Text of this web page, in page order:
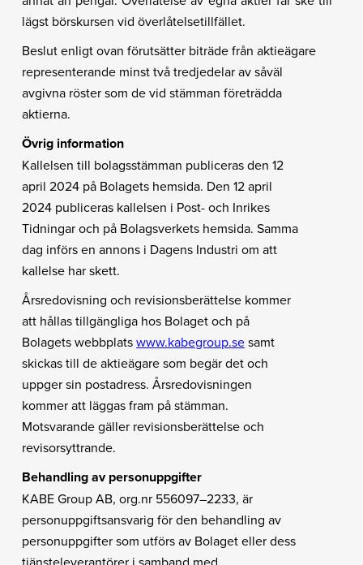
lägst börskursen vid överlåtelsetillfället.
Beslut enligt ovan förutsätter biträde från aktieägare
representerande minst två tredjedelar av såväl
avgivna röster som de vid stämman företrädda
aktierna.
Övrig information
Kallelsen till bolagsstämman publiceras den 12
april 2024 på Bolagets hemsida. Den 12 april
2024 publiceras kallelsen i Post- och Inrikes
Tidningar och på Bolagsverkets hemsida. Samma
dag införs en annons i Dagens Industri om att
kallelse har skett.
Årsredovisning och revisionsberättelse kommer
att hållas tillgängliga hos Bolaget och på
Bolagets webbplatswww.kabegroup.sesamt
skickas till de aktieägare som begär det och
uppger sin postadress. Årsredovisningen
kommer att läggas fram på stämman.
Motsvarande gäller revisionsberättelse och
revisorsyttrande.
Behandling av personuppgifter
KABE Group AB, org.nr 556097–2233, är
personuppgiftsansvarig för den behandling av
personuppgifter som utförs av Bolaget eller dess